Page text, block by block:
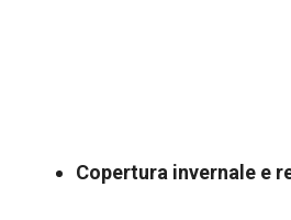
Copertura invernale e